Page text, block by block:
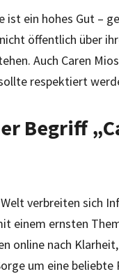
ist ein hohes Gut –
öffentlich über
Auch Caren
respektiert
Begriff
verbreiten sich
einem ernsten
online nach
um eine beliebte